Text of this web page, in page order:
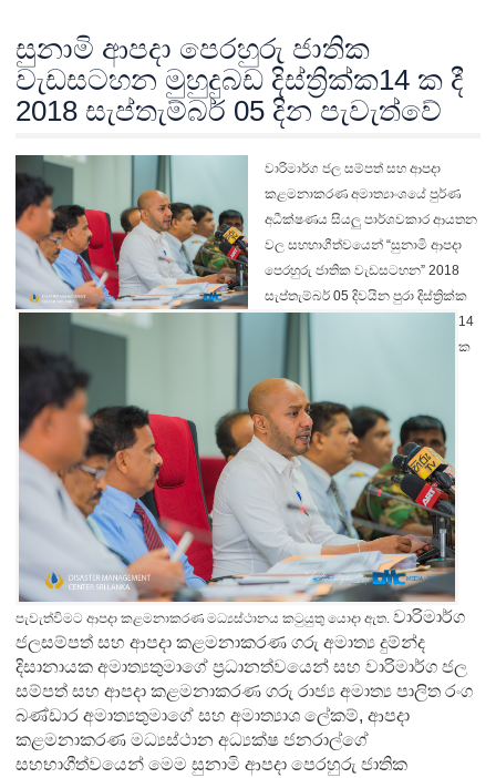
සුනාමි ආපදා පෙරහුරු ජාතික
වැඩසටහන‍ මුහුදුබඩ දිස්ත්‍රික්ක14 ක දී
2018 සැප්තැම්බර් 05 දින පැවැත්වේ
වාරිමාර්ග ජල සම්පත් සහ ආපදා
කළමනාකරණ අමාත්‍යාංශයේ පුර්ණ
අධීක්ෂණය සියලු පාර්ශවකාර ආයතන
වල සහභාගීත්වයෙන් “සුනාමි ආපදා
පෙරහුරු ජාතික වැඩසටහන” 2018
සැප්තැම්බර් 05 දිවයින පුරා දිස්ත්‍රික්ක
14
ක
පැවැත්විමට ආපදා කළමනාකරණ මධ්‍යස්ථානය කටුයුතු යොදා ඇත.වාරිමාර්ග
ජලසම්පත් සහ ආපදා කළමනාකරණ ගරු අමාත්‍ය දුම්න්ද
දිසානායක අමාත්‍යතුමාගේ ප්‍රධානත්වයෙන් සහ වාරිමාර්ග ජල
සම්පත් සහ ආපදා කළමනාකරණ ගරු රාජ්‍ය අමාත්‍ය පාලිත රංග
බණ්ඩාර අමාත්‍යතුමාගේ සහ අමාත්‍යාශ ලේකම්, ආපදා
කළමනාකරණ මධ්‍යස්ථාන අධ්‍යක්ෂ ජනරාල්ගේ
සහභාගීත්වයෙන් මෙම සුනාමි ආපදා පෙරහුරු ජාතික